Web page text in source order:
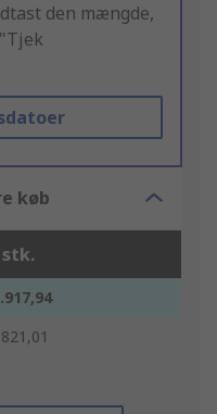
den mængde,
køb